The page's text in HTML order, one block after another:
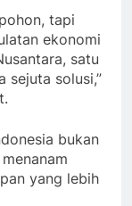
tapi
ekonomi
satu
sejuta solusi,”
bukan
yang lebih